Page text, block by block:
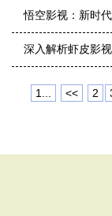
悟空影视：新时
深入解析虾皮影
1... << 2